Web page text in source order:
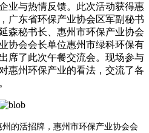
业与热情反馈。此次活动获得惠
广东省环保产业协会区军副秘书
森秘书长、惠州市环保产业协会
协会会长单位惠州市绿科环保有
席了此次午餐交流会。现场参与
惠州环保产业的看法，交流了各
州的活招牌，惠州市环保产业协会会